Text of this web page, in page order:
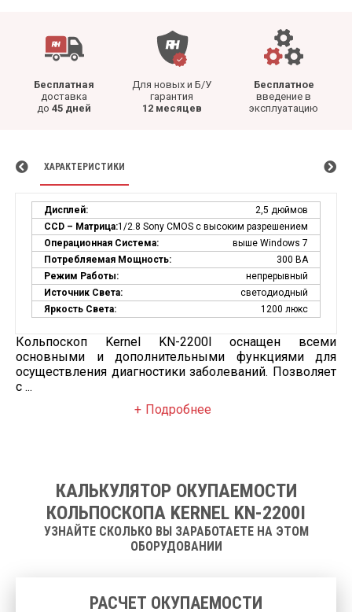
Бесплатная
доставка
до 45 дней
Для новых и Б/У
гарантия
12 месяцев
Бесплатное
введение в
эксплуатацию
ХАРАКТЕРИСТИКИ
Дисплей:
2,5 дюймов
СCD – Матрица:1/2.8 Sony CMOS с высоким разрешением
Операционная Система:
выше Windows 7
Потребляемая Мощность:
300 ВА
Режим Работы:
непрерывный
Источник Света:
светодиодный
Яркость Света:
1200 люкс
Кольпоскоп Kernel KN-2200І оснащен всеми
основными и дополнительными функциями для
осуществления диагностики заболеваний. Позволяет
с ...
Подробнее
КАЛЬКУЛЯТОР ОКУПАЕМОСТИ
КОЛЬПОСКОПА KERNEL KN-2200І
УЗНАЙТЕ СКОЛЬКО ВЫ ЗАРАБОТАЕТЕ НА ЭТОМ
ОБОРУДОВАНИИ
РАСЧЕТ ОКУПАЕМОСТИ